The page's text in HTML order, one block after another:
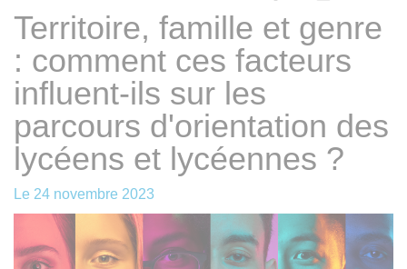
Territoire, famille et genre
: comment ces facteurs
influent-ils sur les
parcours d'orientation des
lycéens et lycéennes ?
Le 24 novembre 2023